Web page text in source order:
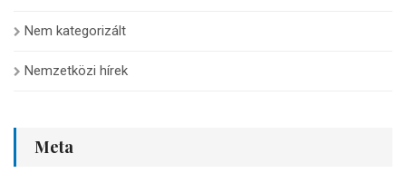
Nem kategorizált
Nemzetközi hírek
Meta